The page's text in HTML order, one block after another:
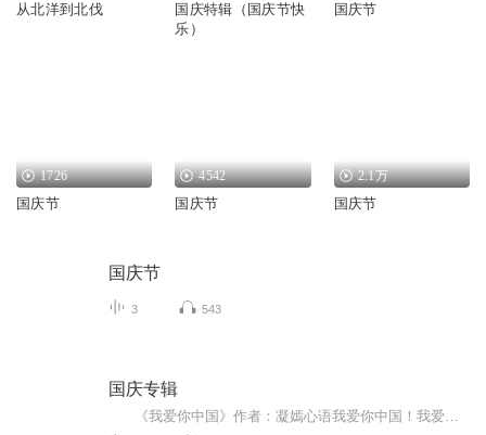
从北洋到北伐
国庆特辑（国庆节快
乐）
国庆节
1726
国庆节
4542
国庆节
2.1万
国庆节
国庆节
3 543
国庆专辑